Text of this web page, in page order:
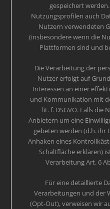
gespeichert
Nutzungsprofilen auch
Nutzern verwendeten
(insbesondere wenn die
Plattformen sind und
Die Verarbeitung der
Nutzer erfolgt auf
Interessen an einer
und Kommunikation mit
lit. f. DSGVO. Falls die
Anbietern um eine
gebeten werden (d.h. ihr
Anhaken eines
Schaltfläche erklären)
Verarbeitung Art. 6
Für eine detaillierte
Verarbeitungen und der
(Opt-Out), verweisen wir